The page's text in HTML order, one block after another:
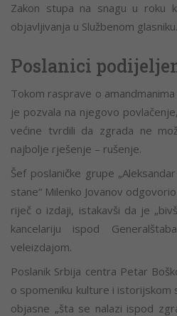
Zakon stupa na snagu u roku
objavljivanja u Službenom glasniku.
Poslanici
Tokom rasprave o
je pozvala na njegovo
većine tvrdili da zgrada ne
najbolje rješenje – rušenje.
Šef poslaničke grupe
stane“ Milenko Jovanov
riječ o izdaji, istakavši da je
kancelariju ispod
veleizdajom.
Poslanik Srbija centra Petar
o spomeniku kulture i istorijskom
objasne „šta se nalazi ispod